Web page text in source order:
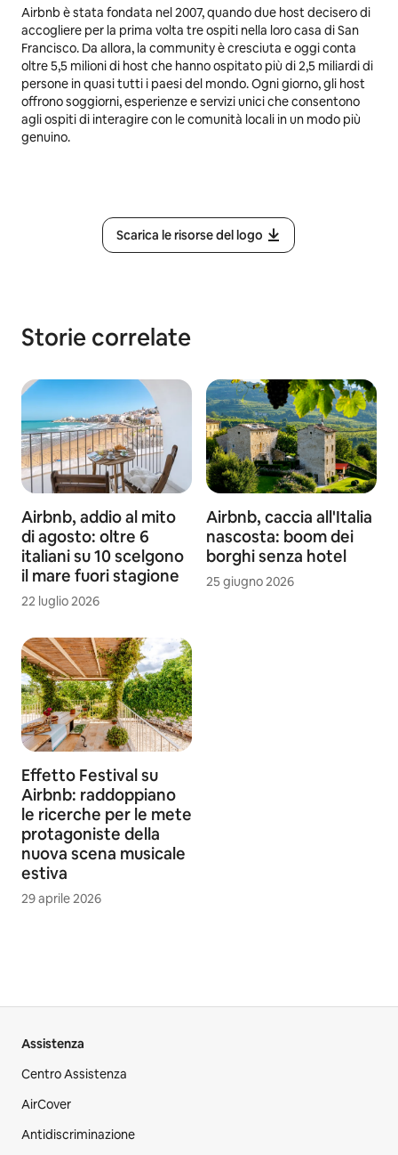
Airbnb è stata fondata nel 2007, quando due host decisero di
accogliere per la prima volta tre ospiti nella loro casa di San
Francisco. Da allora, la community è cresciuta e oggi conta
oltre 5,5 milioni di host che hanno ospitato più di 2,5 miliardi di
persone in quasi tutti i paesi del mondo. Ogni giorno, gli host
offrono soggiorni, esperienze e servizi unici che consentono
agli ospiti di interagire con le comunità locali in un modo più
genuino.
Scarica le risorse del logo
Storie correlate
Airbnb, addio al mito
di agosto: oltre 6
italiani su 10 scelgono
il mare fuori stagione
22 luglio 2026
Airbnb, caccia all'Italia
nascosta: boom dei
borghi senza hotel
25 giugno 2026
Effetto Festival su
Airbnb: raddoppiano
le ricerche per le mete
protagoniste della
nuova scena musicale
estiva
29 aprile 2026
Assistenza
Centro Assistenza
AirCover
Antidiscriminazione